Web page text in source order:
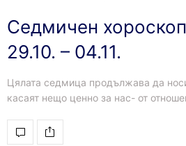
Седмичен
29.10. – 04.11.
Цялата седмица продължава да
касаят нещо ценно за нас- от